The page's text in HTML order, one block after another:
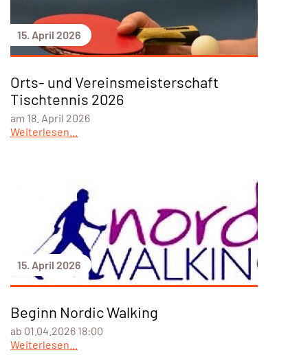
15. April 2026
Orts- und Vereinsmeisterschaft
Tischtennis 2026
am 18. April 2026
Weiterlesen...
15. April 2026
Beginn Nordic Walking
ab 01.04.2026 18:00
Weiterlesen...